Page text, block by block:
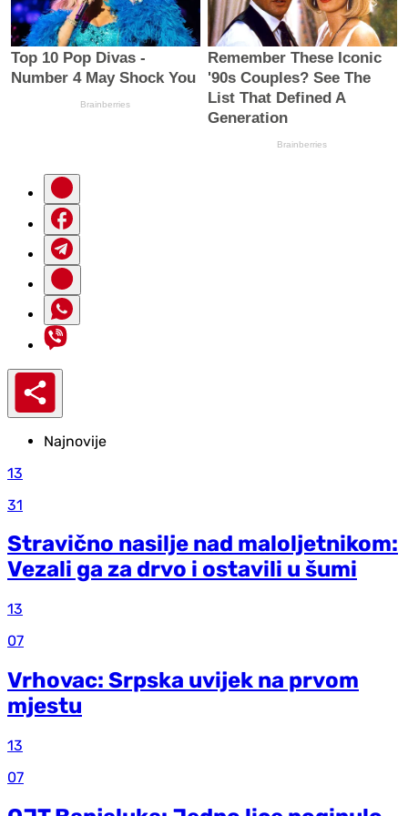
Najnovije
13
31
Stravično nasilje nad maloljetnikom:
Vezali ga za drvo i ostavili u šumi
13
07
Vrhovac: Srpska uvijek na prvom
mjestu
13
07